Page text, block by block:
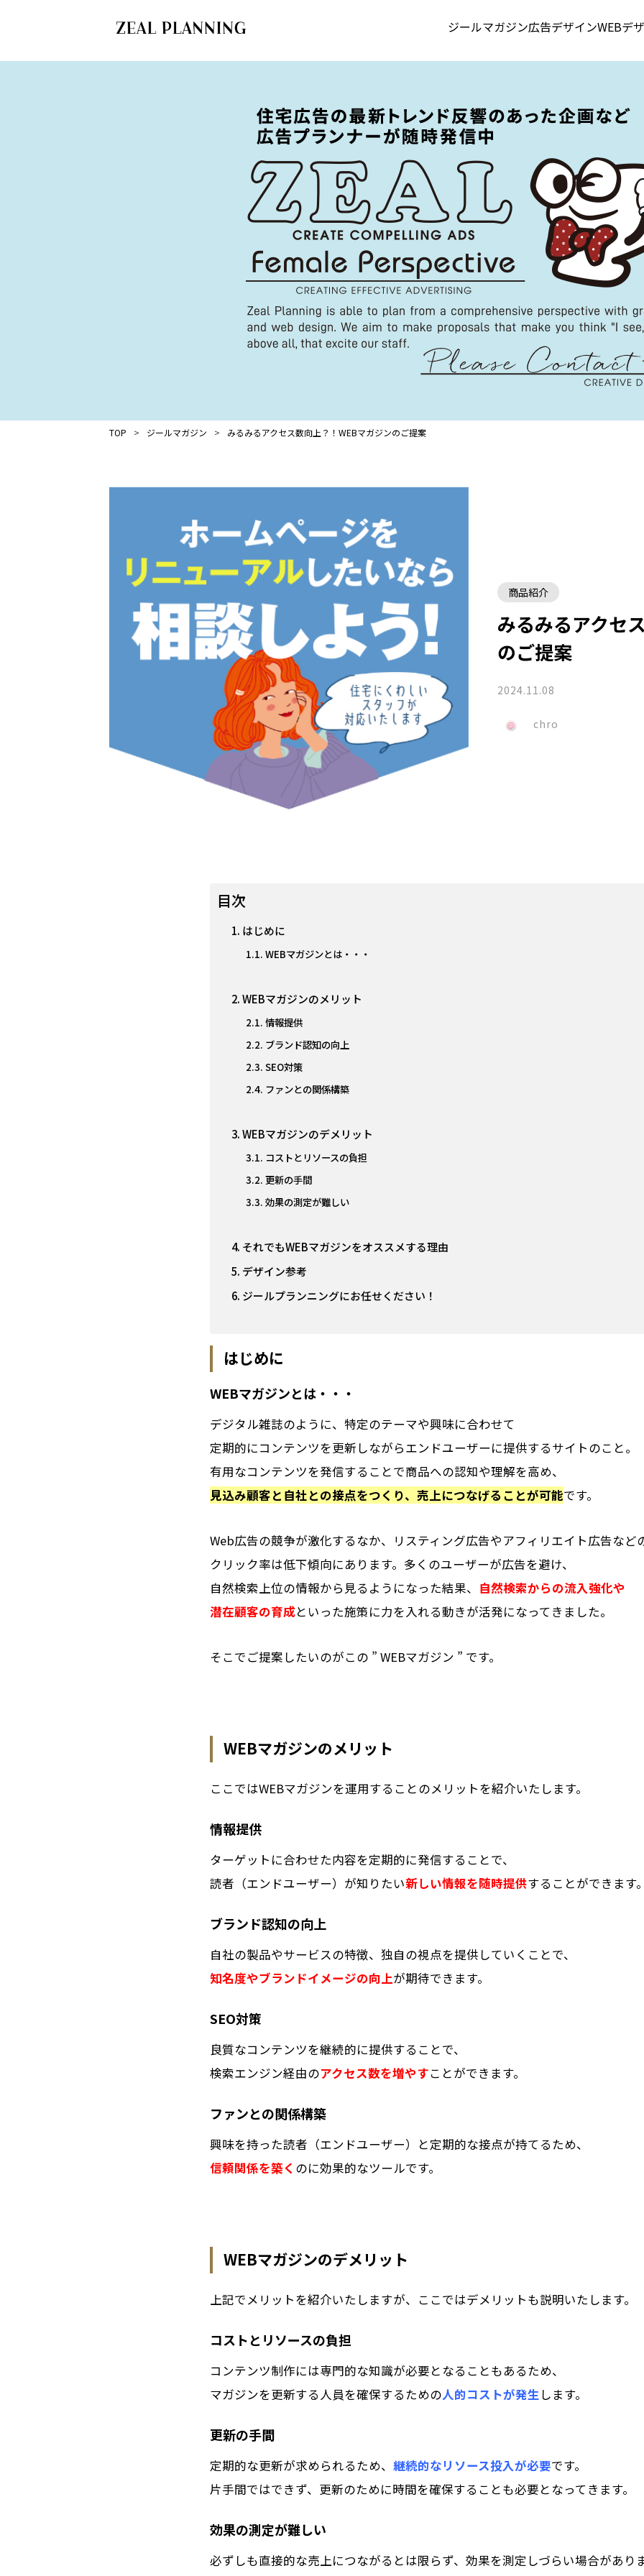
ジールマガジン広告デザインWEBデ
TOP ジールマガジン みるみるアクセス数向上？！WEBマガジンのご提案
商品紹介
みるみるアクセ
のご提案
2024.11.08
chro
目次
はじめに
WEBマガジンとは・・・
WEBマガジンのメリット
情報提供
ブランド認知の向上
SEO対策
ファンとの関係構築
WEBマガジンのデメリット
コストとリソースの負担
更新の手間
効果の測定が難しい
それでもWEBマガジンをオススメする理由
デザイン参考
ジールプランニングにお任せください！
はじめに
WEBマガジンとは・・・
デジタル雑誌のように、特定のテーマや興味に合わせて
定期的にコンテンツを更新しながらエンドユーザーに提供するサイトのこと。
有用なコンテンツを発信することで商品への認知や理解を高め、
見込み顧客と自社との接点をつくり、売上につなげることが可能です。
Web広告の競争が激化するなか、リスティング広告やアフィリエイト広告など
クリック率は低下傾向にあります。多くのユーザーが広告を避け、
自然検索上位の情報から見るようになった結果、 自然検索からの流入強化や
潜在顧客の育成といった施策に力を入れる動きが活発になってきました。
そこでご提案したいのがこの ” WEBマガジン ” です。
WEBマガジンのメリット
ここではWEBマガジンを運用することのメリットを紹介いたします。
情報提供
ターゲットに合わせた内容を定期的に発信することで、
読者（エンドユーザー）が知りたい新しい情報を随時提供することができます
ブランド認知の向上
自社の製品やサービスの特徴、独自の視点を提供していくことで、
知名度やブランドイメージの向上が期待できます。
SEO対策
良質なコンテンツを継続的に提供することで、
検索エンジン経由のアクセス数を増やすことができます。
ファンとの関係構築
興味を持った読者（エンドユーザー）と定期的な接点が持てるため、
信頼関係を築く のに効果的なツールです。
WEBマガジンのデメリット
上記でメリットを紹介いたしますが、ここではデメリットも説明いたします。
コストとリソースの負担
コンテンツ制作には専門的な知識が必要となることもあるため、
マガジンを更新する人員を確保するための人的コストが発生 します。
更新の手間
定期的な更新が求められるため、 継続的なリソース投入が必要です。
片手間ではできず、更新のために時間を確保することも必要となってきます。
効果の測定が難しい
必ずしも直接的な売上につながるとは限らず、効果を測定しづらい場合があり